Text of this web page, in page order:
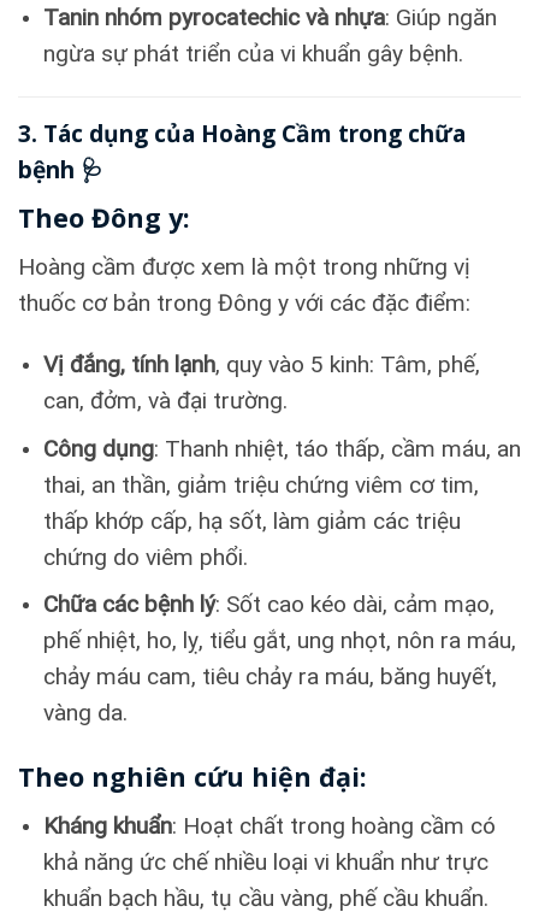
Tanin nhóm pyrocatechic và nhựa: Giúp ngăn
ngừa sự phát triển của vi khuẩn gây bệnh.
3. Tác dụng của Hoàng Cầm trong chữa
bệnh 🩺
Theo Đông y:
Hoàng cầm được xem là một trong những vị
thuốc cơ bản trong Đông y với các đặc điểm:
Vị đắng, tính lạnh, quy vào 5 kinh: Tâm, phế,
can, đởm, và đại trường.
Công dụng: Thanh nhiệt, táo thấp, cầm máu, an
thai, an thần, giảm triệu chứng viêm cơ tim,
thấp khớp cấp, hạ sốt, làm giảm các triệu
chứng do viêm phổi.
Chữa các bệnh lý: Sốt cao kéo dài, cảm mạo,
phế nhiệt, ho, lỵ, tiểu gắt, ung nhọt, nôn ra máu,
chảy máu cam, tiêu chảy ra máu, băng huyết,
vàng da.
Theo nghiên cứu hiện đại:
Kháng khuẩn: Hoạt chất trong hoàng cầm có
khả năng ức chế nhiều loại vi khuẩn như trực
khuẩn bạch hầu, tụ cầu vàng, phế cầu khuẩn.